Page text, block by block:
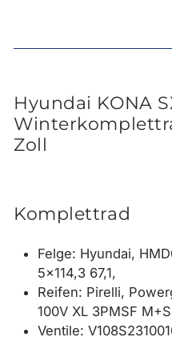
Hyundai KONA
Zoll
Komplettrad
Felge: Hyundai,
5x114,3 67,1,
Reifen: Pirelli,
100V XL 3PMSF M+S
Ventile: